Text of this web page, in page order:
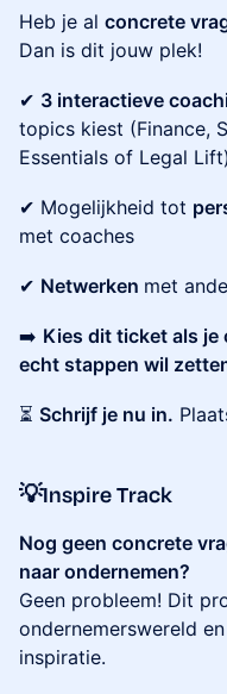
Heb je al concrete
Dan is dit jouw plek!
✔ 3 interactieve
topics kiest (Finance,
Essentials of Legal Lift)
✔ Mogelijkheid tot
met coaches
✔ Netwerken met
➡️ Kies dit ticket als je
echt stappen wil
⏳ Schrijf je nu in.
💡Inspire Track
Nog geen concrete
naar ondernemen?
Geen probleem! Dit
ondernemerswereld
inspiratie.